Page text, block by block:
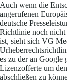
Auch wenn die
angerufenen
deutsche
Richtlinie noch nicht
ist, sieht sich VG
es zu der an Google
Lizenzofferte um
abschließen zu